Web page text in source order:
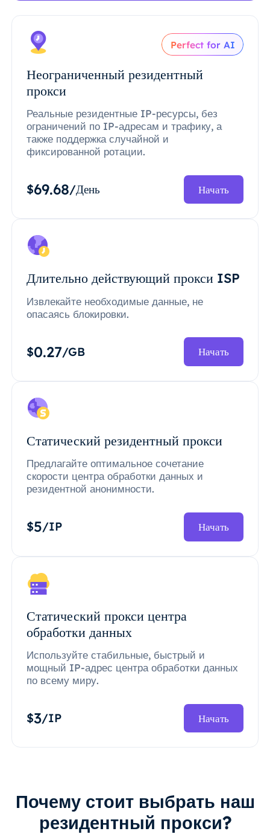
Perfect for AI
Неограниченный резидентный
прокси
Реальные резидентные IP-ресурсы, без
ограничений по IP-адресам и трафику, а
также поддержка случайной и
фиксированной ротации.
$69.68/День Начать
Длительно действующий прокси ISP
Извлекайте необходимые данные, не
опасаясь блокировки.
$0.27/GB Начать
Статический резидентный прокси
Предлагайте оптимальное сочетание
скорости центра обработки данных и
резидентной анонимности.
$5/IP Начать
Статический прокси центра
обработки данных
Используйте стабильные, быстрый и
мощный IP-адрес центра обработки данных
по всему миру.
$3/IP Начать
Почему стоит выбрать наш
резидентный прокси?